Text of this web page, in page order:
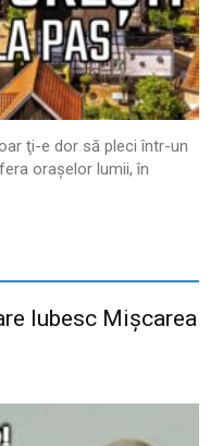
ţi-e dor să pleci într-un
oraşelor lumii, în
Iubesc Mișcarea